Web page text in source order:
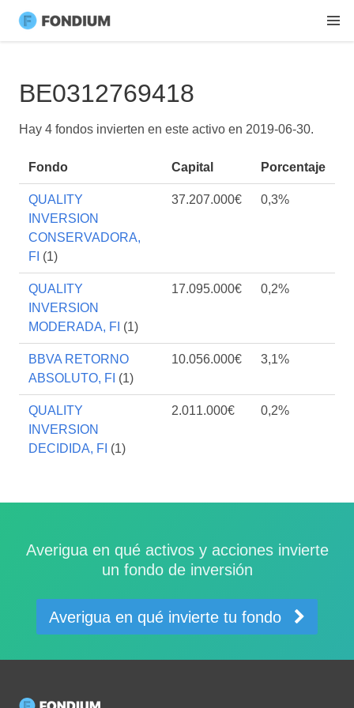
BE0312769418
Hay 4 fondos invierten en este activo en 2019-06-30.
Fondo Capital Porcentaje
QUALITY
INVERSION
CONSERVADORA,
FI (1)
37.207.000€ 0,3%
QUALITY
INVERSION
MODERADA, FI (1)
17.095.000€ 0,2%
BBVA RETORNO
ABSOLUTO, FI (1)
10.056.000€ 3,1%
QUALITY
INVERSION
DECIDIDA, FI (1)
2.011.000€ 0,2%
Averigua en qué activos y acciones invierte
un fondo de inversión
Averigua en qué invierte tu fondo